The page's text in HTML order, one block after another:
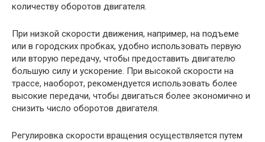
количеству оборотов двигателя.
При низкой скорости движения, например, на подъеме
или в городских пробках, удобно использовать первую
или вторую передачу, чтобы предоставить двигателю
большую силу и ускорение. При высокой скорости на
трассе, наоборот, рекомендуется использовать более
высокие передачи, чтобы двигаться более экономично и
снизить число оборотов двигателя.
Регулировка скорости вращения осуществляется путем